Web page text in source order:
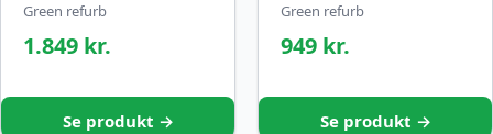
Green refurb
1.849 kr.
Se produkt →
Green refurb
949 kr.
Se produkt →